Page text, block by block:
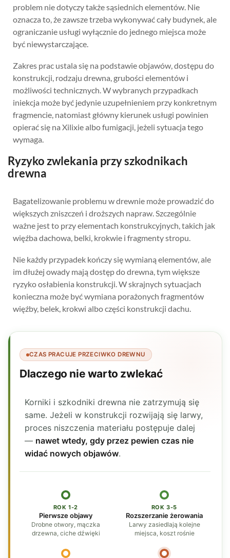
problem nie dotyczy także sąsiednich elementów. Nie
oznacza to, że zawsze trzeba wykonywać cały budynek, ale
ograniczanie usługi wyłącznie do jednego miejsca może
być niewystarczające.
Zakres prac ustala się na podstawie objawów, dostępu do
konstrukcji, rodzaju drewna, grubości elementów i
możliwości technicznych. W wybranych przypadkach
iniekcja może być jedynie uzupełnieniem przy konkretnym
fragmencie, natomiast główny kierunek usługi powinien
opierać się na Xilixie albo fumigacji, jeżeli sytuacja tego
wymaga.
Ryzyko zwlekania przy szkodnikach
drewna
Bagatelizowanie problemu w drewnie może prowadzić do
większych zniszczeń i droższych napraw. Szczególnie
ważne jest to przy elementach konstrukcyjnych, takich jak
więźba dachowa, belki, krokwie i fragmenty stropu.
Nie każdy przypadek kończy się wymianą elementów, ale
im dłużej owady mają dostęp do drewna, tym większe
ryzyko osłabienia konstrukcji. W skrajnych sytuacjach
konieczna może być wymiana porażonych fragmentów
więźby, belek, krokwi albo części konstrukcji dachu.
CZAS PRACUJE PRZECIWKO DREWNU
Dlaczego nie warto zwlekać
Korniki i szkodniki drewna nie zatrzymują się
same. Jeżeli w konstrukcji rozwijają się larwy,
proces niszczenia materiału postępuje dalej
— nawet wtedy, gdy przez pewien czas nie
widać nowych objawów.
ROK 1-2
Pierwsze objawy
Drobne otwory, mączka
drzewna, ciche dźwięki
ROK 3-5
Rozszerzanie żerowania
Larwy zasiedlają kolejne
miejsca, koszt rośnie